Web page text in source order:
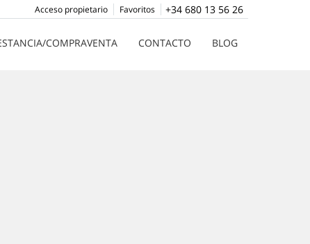
+34 680 13 56 26
Favoritos
Acceso propietario
COMPRAVENTA CONTACTO BLOG